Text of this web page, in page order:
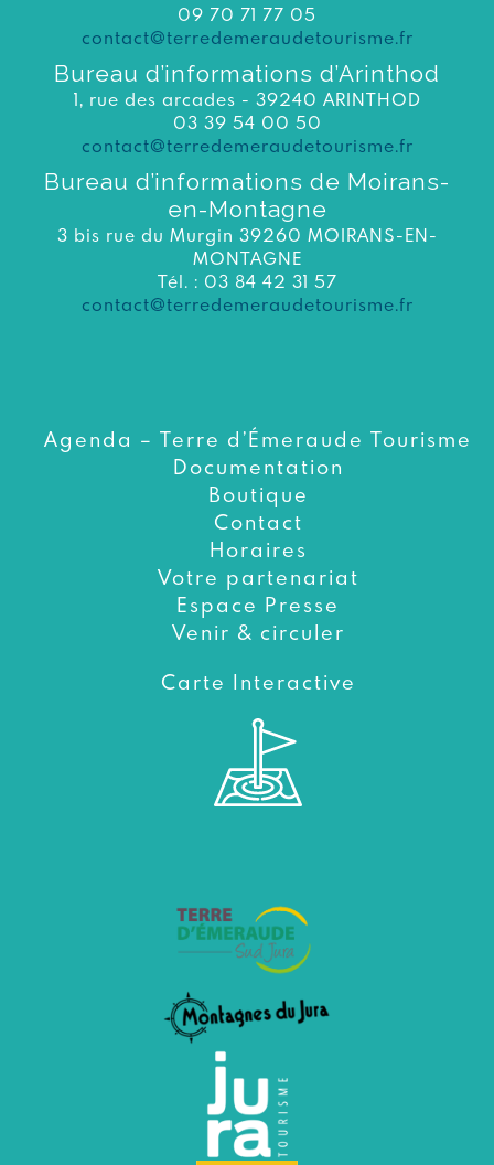
09 70 71 77 05
contact@terredemeraudetourisme.fr
Bureau d’informations d’Arinthod
1, rue des arcades - 39240 ARINTHOD
03 39 54 00 50
contact@terredemeraudetourisme.fr
Bureau d’informations de Moirans-
en-Montagne
3 bis rue du Murgin 39260 MOIRANS-EN-
MONTAGNE
Tél. : 03 84 42 31 57
contact@terredemeraudetourisme.fr
Agenda – Terre d’Émeraude Tourisme
Documentation
Boutique
Contact
Horaires
Votre partenariat
Espace Presse
Venir & circuler
Carte Interactive